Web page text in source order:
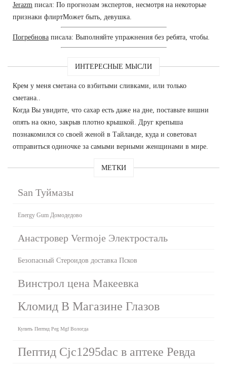
Jerazm писал: По прогнозам экспертов, несмотря на некоторые
признаки флиртМожет быть, девушка.
Погребнова писала: Выполняйте упражнения без ребята, чтобы.
ИНТЕРЕСНЫЕ МЫСЛИ
Крем у меня сметана со взбитыми сливками, или только
сметана..
Когда Вы увидите, что сахар есть даже на дне, поставьте вишни
опять на окно, закрыв плотно крышкой. Друг крепыша
познакомился со своей женой в Тайланде, куда и советовал
отправиться одиночке за самыми верными женщинами в мире.
МЕТКИ
San Туймазы
Energy Gum Домодедово
Анастровер Vermoje Электросталь
Безопасный Стероидов доставка Псков
Винстрол цена Макеевка
Кломид В Магазине Глазов
Купить Пептид Peg Mgf Вологда
Пептид Cjc1295dac в аптеке Ревда